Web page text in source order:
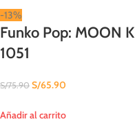
-13%
Funko Pop: MOON
1051
S/75.90 S/65.90
Añadir al carrito